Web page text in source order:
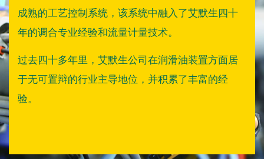
成熟的工艺控制系统，该系统中融入了艾默生四十
年的调合专业经验和流量计量技术。
过去四十多年里，艾默生公司在润滑油装置方面居
于无可置辩的行业主导地位，并积累了丰富的经
验。